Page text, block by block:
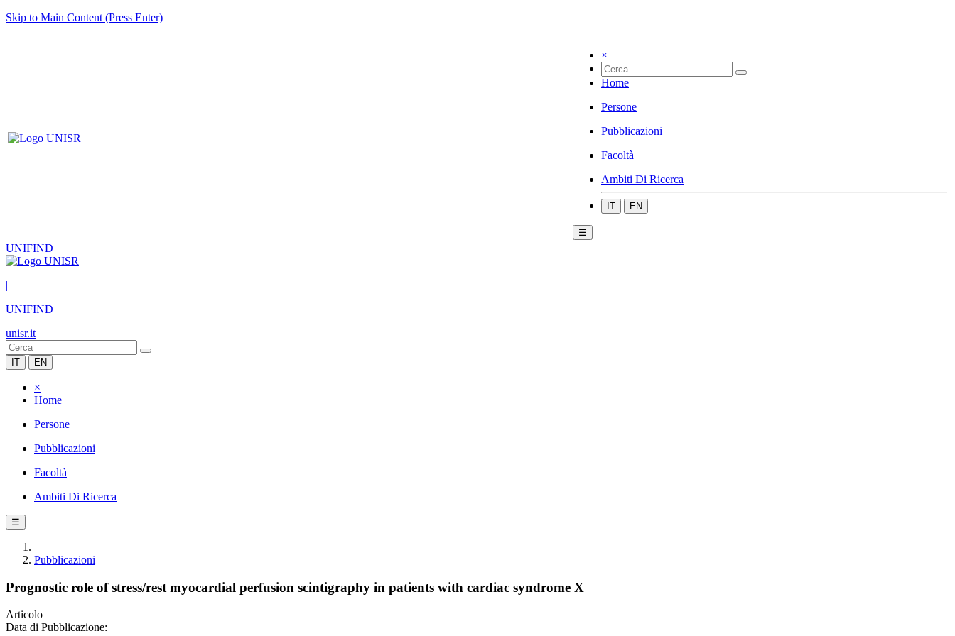
Skip to Main Content (Press Enter)
×
Home
Persone
Pubblicazioni
Facoltà
Ambiti Di Ricerca
IT EN
☰
UNIFIND
|
UNIFIND
unisr.it
IT EN
×
Home
Persone
Pubblicazioni
Facoltà
Ambiti Di Ricerca
☰
Pubblicazioni
Prognostic role of stress/rest myocardial perfusion scintigraphy in patients with cardiac syndrome X
Articolo
Data di Pubblicazione: